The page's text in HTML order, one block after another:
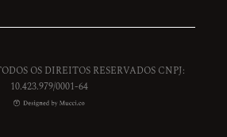
OS DIREITOS RESERVADOS CNPJ:
10.423.979/0001-64